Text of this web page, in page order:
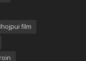
film